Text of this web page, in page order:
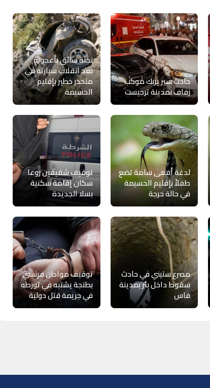
حادث سير يربك موكب
زفاف بمدينة ترجيست
نجاة سائق بأعجوبة
بعد انقلاب سيارته في
منحدر خطير بإقليم
الحسيمة
لدغة أفعى سامة تضع
طفلاً بإقليم الحسيمة
في حالة حرجة
توقيف شقيقين روعا
سكان إقامة سكنية
بسلا الجديدة
مصرع ستيني في حادث
سقوط داخل بئر بمدينة
فاس
توقيف مواطن فرنسي
بطنجة يشتبه في تورطه
في جريمة قتل دولية